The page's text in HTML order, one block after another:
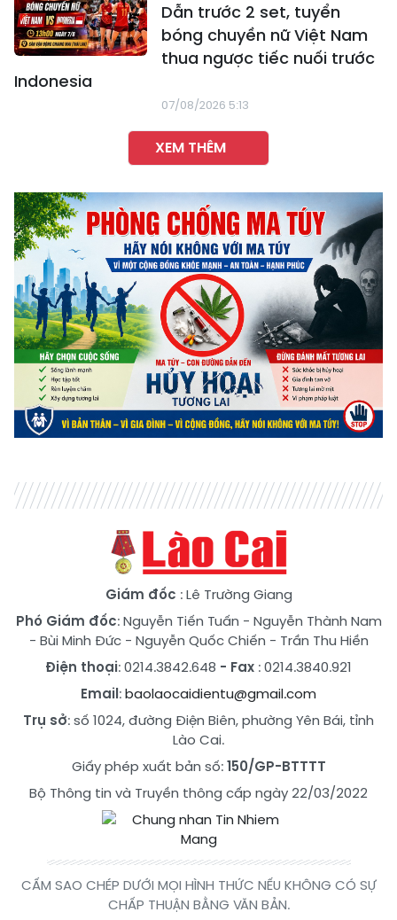
Dẫn trước 2 set, tuyển
bóng chuyền nữ Việt Nam
thua ngược tiếc nuối trước
Indonesia
07/08/2026 5:13
XEM THÊM
Giám đốc : Lê Trường Giang
Phó Giám đốc:Nguyễn Tiến Tuấn - Nguyễn Thành Nam
- Bùi Minh Đức- Nguyễn Quốc Chiến - Trần Thu Hiền
Điện thoại: 0214.3842.648 - Fax : 0214.3840.921
Email:baolaocaidientu@gmail.com
Trụ sở: số 1024, đường Điện Biên, phường Yên Bái, tỉnh
Lào Cai.
Giấy phép xuất bản số:150/GP-BTTTT
Bộ Thông tin và Truyền thông cấp ngày 22/03/2022
CẤM SAO CHÉP DƯỚI MỌI HÌNH THỨC NẾU KHÔNG CÓ SỰ
CHẤP THUẬN BẰNG VĂN BẢN.